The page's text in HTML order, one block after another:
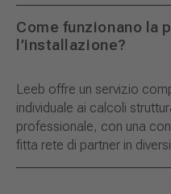
Come funzionano la
l’installazione?
Leeb offre un servizio
individuale ai calcoli
professionale, con una
fitta rete di partner in